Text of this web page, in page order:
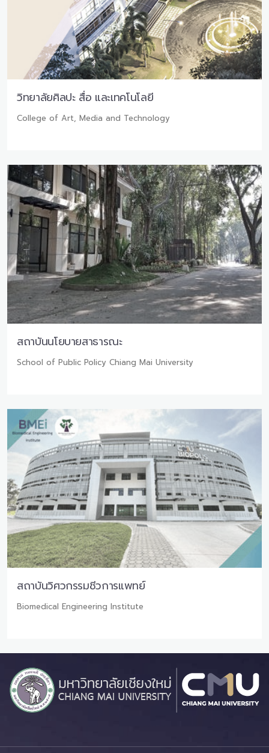
วิทยาลัยศิลปะ สื่อ และเทคโนโลยี
College of Art, Media and Technology
สถาบันนโยบายสาธารณะ
School of Public Policy Chiang Mai University
สถาบันวิศวกรรมชีวการแพทย์
Biomedical Engineering Institute